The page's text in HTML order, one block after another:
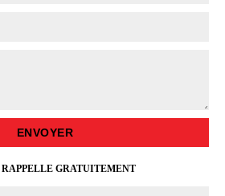
RAPPELLE GRATUITEMENT